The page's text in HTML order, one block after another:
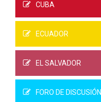
CUBA
ECUADOR
EL SALVADOR
FORO DE DISCUSIÓN